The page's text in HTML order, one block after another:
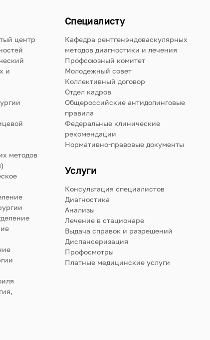
центр
и
методов
Специалисту
Кафедра рентгенэндоваскулярных
методов диагностики и лечения
Профсоюзный комитет
Молодежный совет
Коллективный договор
Отдел кадров
Общероссийские антидопинговые
правила
Федеральные клинические
рекомендации
Нормативно-правовые документы
Услуги
Консультация специалистов
Диагностика
Анализы
Лечение в стационаре
Выдача справок и разрешений
Диспансеризация
Профосмотры
Платные медицинские услуги